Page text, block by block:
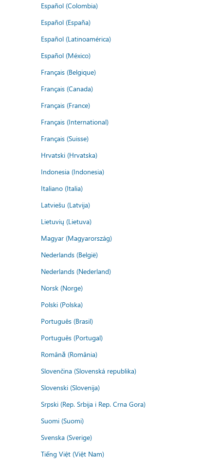
Español (Colombia)
Español (España)
Español (Latinoamérica)
Español (México)
Français (Belgique)
Français (Canada)
Français (France)
Français (International)
Français (Suisse)
Hrvatski (Hrvatska)
Indonesia (Indonesia)
Italiano (Italia)
Latviešu (Latvija)
Lietuvių (Lietuva)
Magyar (Magyarország)
Nederlands (België)
Nederlands (Nederland)
Norsk (Norge)
Polski (Polska)
Português (Brasil)
Português (Portugal)
Română (România)
Slovenčina (Slovenská republika)
Slovenski (Slovenija)
Srpski (Rep. Srbija i Rep. Crna Gora)
Suomi (Suomi)
Svenska (Sverige)
Tiếng Việt (Việt Nam)